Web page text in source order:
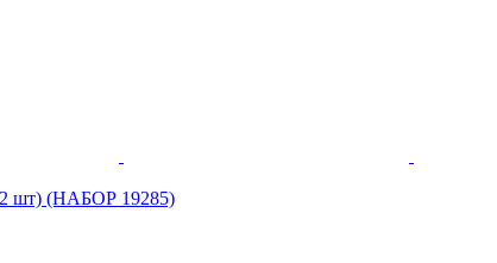
шт) (НАБОР 19285)